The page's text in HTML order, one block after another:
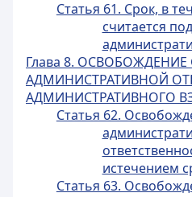
Статья 61. Срок, в
считается
Глава 8. ОСВОБОЖДЕНИЕ
АДМИНИСТРАТИВНОЙ
АДМИНИСТРАТИВНОГО
Статья 62.
истечением
Статья 63.